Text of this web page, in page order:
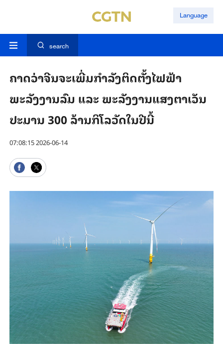
Language
search
ຄາດວ່າຈີນຈະເພີ່ມກຳລັງຕິດຕັ້ງໄຟຟ້າ
ພະລັງງານລົມ ແລະ ພະລັງງານແສງຕາເວັນ
ປະມານ 300 ລ້ານກິໂລວັດໃນປີນີ້
07:08:15 2026-06-14